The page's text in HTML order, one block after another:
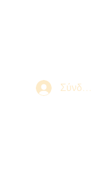
Σύνδεση